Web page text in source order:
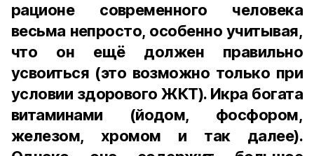
рационе современного человека
весьма непросто, особенно учитывая,
что он ещё должен правильно
усвоиться (это возможно только при
условии здорового ЖКТ). Икра богата
витаминами (йодом, фосфором,
железом, хромом и так далее).